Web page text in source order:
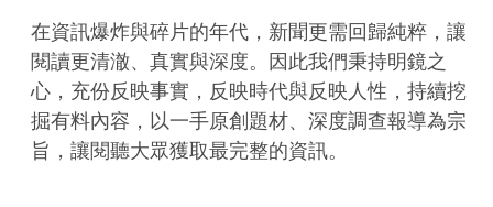
在資訊爆炸與碎片的年代，新聞更需回歸純粹，讓
閱讀更清澈、真實與深度。因此我們秉持明鏡之
心，充份反映事實，反映時代與反映人性，持續挖
掘有料內容，以一手原創題材、深度調查報導為宗
旨，讓閱聽大眾獲取最完整的資訊。